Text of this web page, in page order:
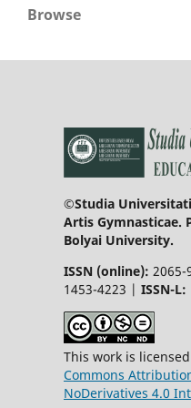
Browse
©Studia
Artis Gymnasticae.
Bolyai University.
ISSN (online): 2065-
1453-4223 | ISSN-L:
This work is
Commons
NoDerivatives 4.0